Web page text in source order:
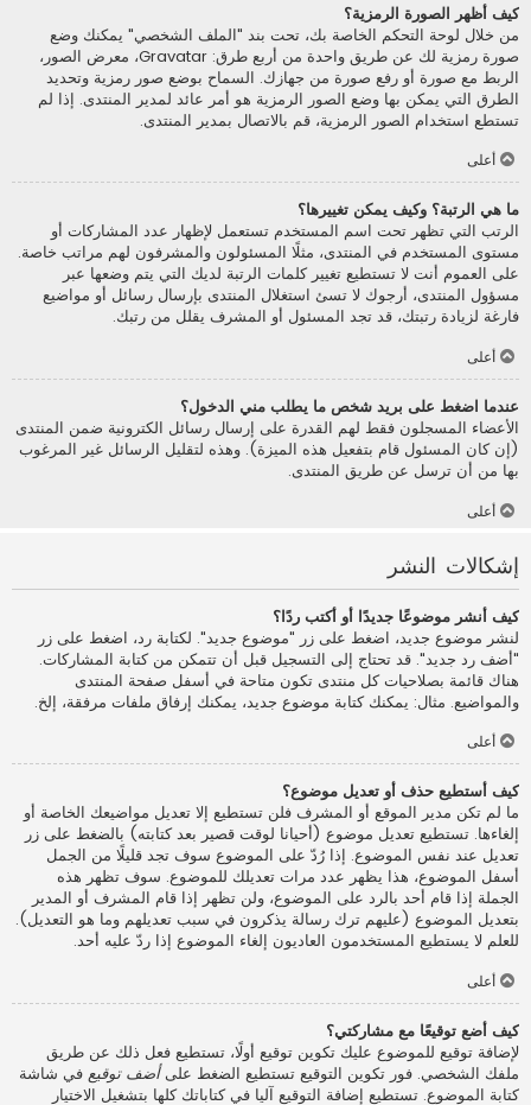
كيف أظهر الصورة الرمزية؟
من خلال لوحة التحكم الخاصة بك، تحت بند "الملف الشخصي" يمكنك وضع
صورة رمزية لك عن طريق واحدة من أربع طرق: Gravatar، معرض الصور،
الربط مع صورة أو رفع صورة من جهازك. السماح بوضع صور رمزية وتحديد
الطرق التي يمكن بها وضع الصور الرمزية هو أمر عائد لمدير المنتدى. إذا لم
تستطع استخدام الصور الرمزية، قم بالاتصال بمدير المنتدى.
أعلى
ما هي الرتبة؟ وكيف يمكن تغييرها؟
الرتب التي تظهر تحت اسم المستخدم تستعمل لإظهار عدد المشاركات أو
مستوى المستخدم في المنتدى، مثلًا المسئولون والمشرفون لهم مراتب خاصة.
على العموم أنت لا تستطيع تغيير كلمات الرتبة لديك التي يتم وضعها عبر
مسؤول المنتدى، أرجوك لا تسئ استغلال المنتدى بإرسال رسائل أو مواضيع
فارغة لزيادة رتبتك، قد تجد المسئول أو المشرف يقلل من رتبك.
أعلى
عندما اضغط على بريد شخص ما يطلب مني الدخول؟
الأعضاء المسجلون فقط لهم القدرة على إرسال رسائل الكترونية ضمن المنتدى
(إن كان المسئول قام بتفعيل هذه الميزة). وهذه لتقليل الرسائل غير المرغوب
بها من أن ترسل عن طريق المنتدى.
أعلى
إشكالات النشر
كيف أنشر موضوعًا جديدًا أو أكتب ردًا؟
لنشر موضوع جديد، اضغط على زر "موضوع جديد". لكتابة رد، اضغط على زر
"أضف رد جديد". قد تحتاج إلى التسجيل قبل أن تتمكن من كتابة المشاركات.
هناك قائمة بصلاحيات كل منتدى تكون متاحة في أسفل صفحة المنتدى
والمواضيع. مثال: يمكنك كتابة موضوع جديد، يمكنك إرفاق ملفات مرفقة، إلخ.
أعلى
كيف أستطيع حذف أو تعديل موضوع؟
ما لم تكن مدير الموقع أو المشرف فلن تستطيع إلا تعديل مواضيعك الخاصة أو
إلغاءها. تستطيع تعديل موضوع (أحيانا لوقت قصير بعد كتابته) بالضغط على زر
تعديل عند نفس الموضوع. إذا رُدّ على الموضوع سوف تجد قليلًا من الجمل
أسفل الموضوع، هذا يظهر عدد مرات تعديلك للموضوع. سوف تظهر هذه
الجملة إذا قام أحد بالرد على الموضوع، ولن تظهر إذا قام المشرف أو المدير
بتعديل الموضوع (عليهم ترك رسالة يذكرون في سبب تعديلهم وما هو التعديل).
للعلم لا يستطيع المستخدمون العاديون إلغاء الموضوع إذا ردّ عليه أحد.
أعلى
كيف أضع توقيعًا مع مشاركتي؟
لإضافة توقيع للموضوع عليك تكوين توقيع أولًا، تستطيع فعل ذلك عن طريق
ملفك الشخصي. فور تكوين التوقيع تستطيع الضغط علىأضف توقيع في شاشة
كتابة الموضوع. تستطيع إضافة التوقيع آليا في كتاباتك كلها بتشغيل الاختيار